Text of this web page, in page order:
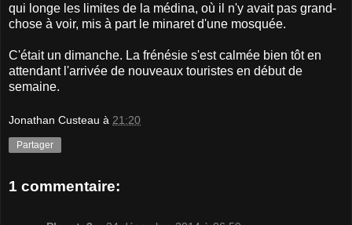
qui longe les limites de la médina, où il n'y avait pas grand-
chose à voir, mis à part le minaret d'une mosquée.
C'était un dimanche. La frénésie s'est calmée bien tôt en
attendant l'arrivée de nouveaux touristes en début de
semaine.
Jonathan Custeau à 21:20
Partager
1 commentaire: